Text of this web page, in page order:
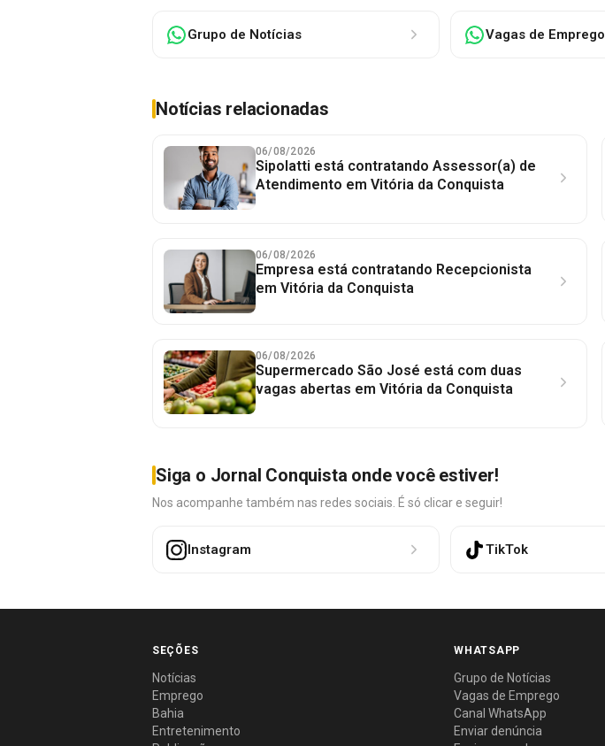
Grupo de Notícias Vagas de Emprego
Notícias relacionadas
06/08/2026
Sipolatti está contratando Assessor(a) de
Atendimento em Vitória da Conquista
06/08/2026
Empresa está contratando Recepcionista
em Vitória da Conquista
06/08/2026
Supermercado São José está com duas
vagas abertas em Vitória da Conquista
Siga o Jornal Conquista onde você estiver!
Nos acompanhe também nas redes sociais. É só clicar e seguir!
Instagram TikTok
SEÇÕES
Notícias
Emprego
Bahia
Entretenimento
WHATSAPP
Grupo de Notícias
Vagas de Emprego
Canal WhatsApp
Enviar denúncia